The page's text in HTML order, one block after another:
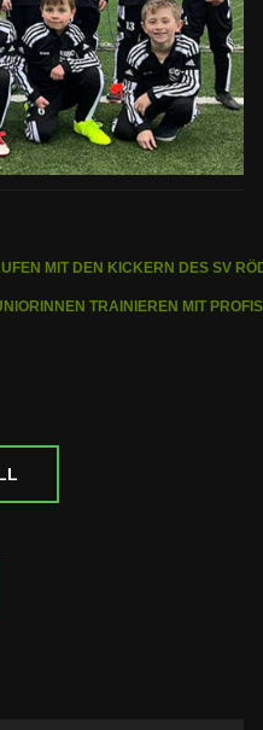
MIT DEN KICKERN DES SV
TRAINIEREN MIT